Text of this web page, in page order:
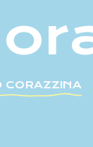
CORAZZINA